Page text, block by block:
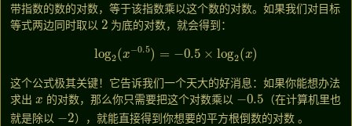
带指数的数的对数，等于该指数乘以这个数的对数。如果我们对目标
等式两边同时取以
2
为底的对数，就会得到：
2 x−0.5 0.5 log (x
这个公式极其关键！它告诉我们一个天大的好消息：如果你能想办法
求出
x
的对数，那么你只需要把这个对数乘以
−0.5
（在计算机里也
就是除以
−2
），就能直接得到你想要的平方根倒数的对数 。